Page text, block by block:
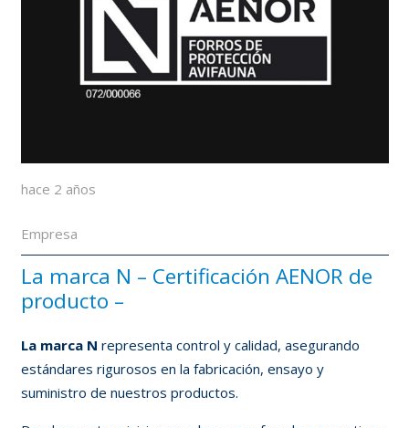
hace 2 años
Empresa
La marca N – Certificación AENOR de
producto –
La marca N representa control y calidad, asegurando
estándares rigurosos en la fabricación, ensayo y
suministro de nuestros productos.